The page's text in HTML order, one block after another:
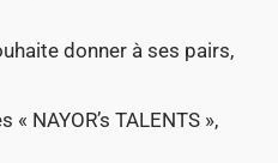
donner à ses pairs,
NAYOR’s TALENTS »,